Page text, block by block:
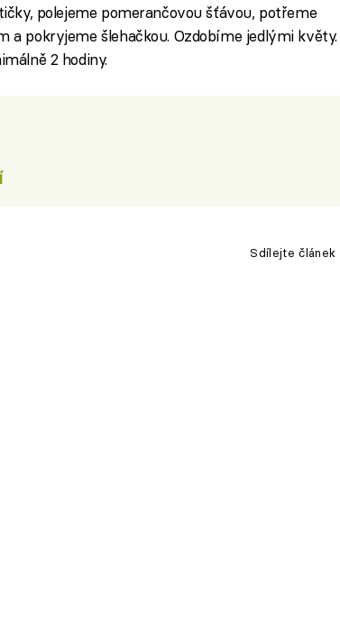
polejeme pomerančovou šťávou, potřeme
a pokryjeme šlehačkou. Ozdobíme jedlými květy.
2 hodiny.
Sdílejte článek